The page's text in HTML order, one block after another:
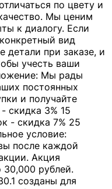
по цвету и
Мы ценим
к диалогу. Если
вид
детали при заказе, и
учесть ваши
Мы рады
постоянных
и получайте
скидка 3% 15
- скидка 7% 25
условие:
после каждой
Акция
30,000 рублей.
созданы для